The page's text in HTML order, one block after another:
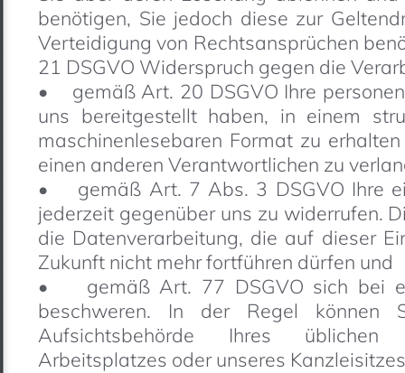
benötigen, Sie jedoch diese zur
Verteidigung von Rechtsansprüchen
21 DSGVO Widerspruch gegen die
• gemäß Art. 20 DSGVO Ihre
uns bereitgestellt haben, in einem
maschinenlesebaren Format zu
einen anderen Verantwortlichen zu
• gemäß Art. 7 Abs. 3 DSGVO Ihre
jederzeit gegenüber uns zu widerrufen.
die Datenverarbeitung, die auf dieser
Zukunft nicht mehr fortführen dürfen und
• gemäß Art. 77 DSGVO sich bei
beschweren. In der Regel
Aufsichtsbehörde Ihres üblichen
Arbeitsplatzes oder unseres